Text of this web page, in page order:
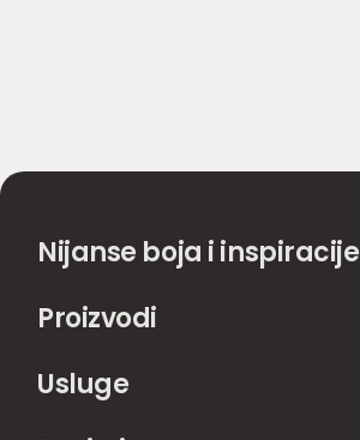
Nijanse boja i inspiracije
Proizvodi
Usluge